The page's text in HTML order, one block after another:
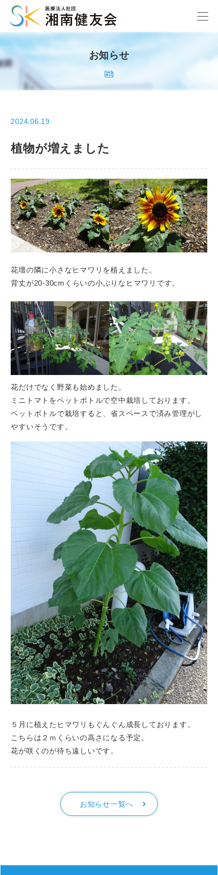
お知らせ
2024.06.19
植物が増えました
花壇の隣に小さなヒマワリを植えました。
背丈が20-30cmくらいの小ぶりなヒマワリです。
花だけでなく野菜も始めました。
ミニトマトをペットボトルで空中栽培しております。
ペットボトルで栽培すると、省スペースで済み管理がし
やすいそうです。
５月に植えたヒマワリもぐんぐん成長しております。
こちらは２ｍくらいの高さになる予定。
花が咲くのが待ち遠しいです。
お知らせ一覧へ